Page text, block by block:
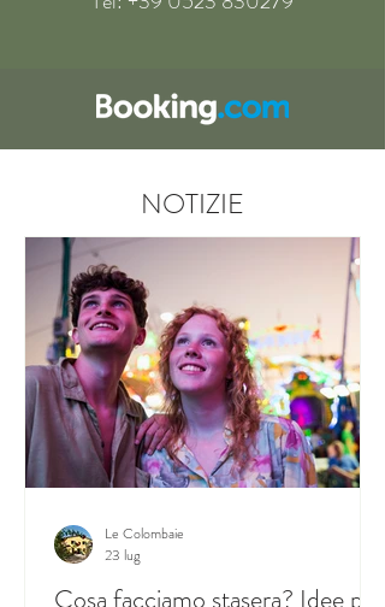
NOTIZIE
Cosa facciamo stasera? Idee per
Le Colombaie
23 lug